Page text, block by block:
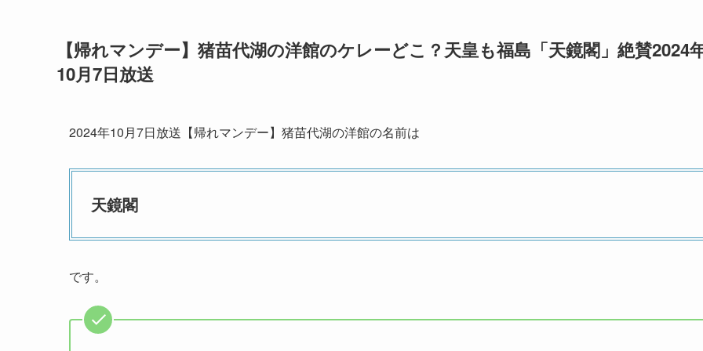
【帰れマンデー】猪苗代湖の洋館のケレーどこ？天皇も福島「天鏡閣」絶賛2024
10月7日放送
2024年10月7日放送【帰れマンデー】猪苗代湖の洋館の名前は
天鏡閣
です。